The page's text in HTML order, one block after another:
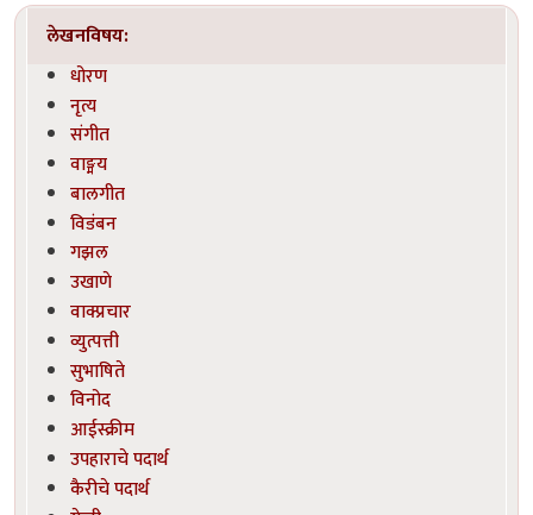
लेखनविषय:
धोरण
नृत्य
संगीत
वाङ्मय
बालगीत
विडंबन
गझल
उखाणे
वाक्प्रचार
व्युत्पत्ती
सुभाषिते
विनोद
आईस्क्रीम
उपहाराचे पदार्थ
कैरीचे पदार्थ